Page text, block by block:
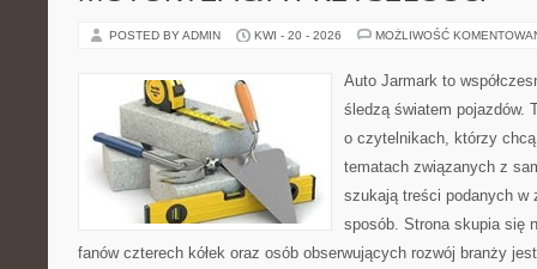
POSTED BY ADMIN KWI - 20 - 2026 MOŻLIWOŚĆ
Auto Jarmark to
śledzą światem pojazdów.
o czytelnikach, którzy
tematach związanych z
szukają treści podanych w
sposób. Strona skupia się
fanów czterech kółek oraz osób obserwujących rozwój branży